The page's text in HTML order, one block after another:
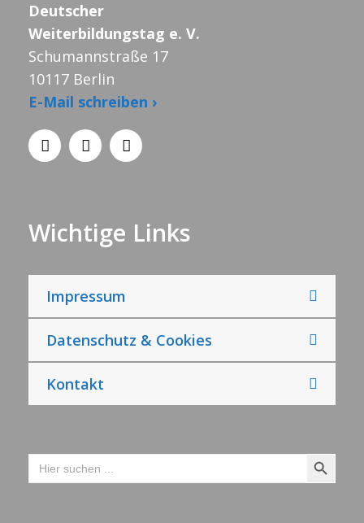
Deutscher
Weiterbildungstag e. V.
Schumannstraße 17
10117 Berlin
E-Mail schreiben ›
Wichtige Links
Impressum
Datenschutz & Cookies
Kontakt
Search
for:
Search Button